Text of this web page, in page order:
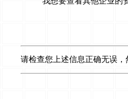
请检查您上述信息正确无误，